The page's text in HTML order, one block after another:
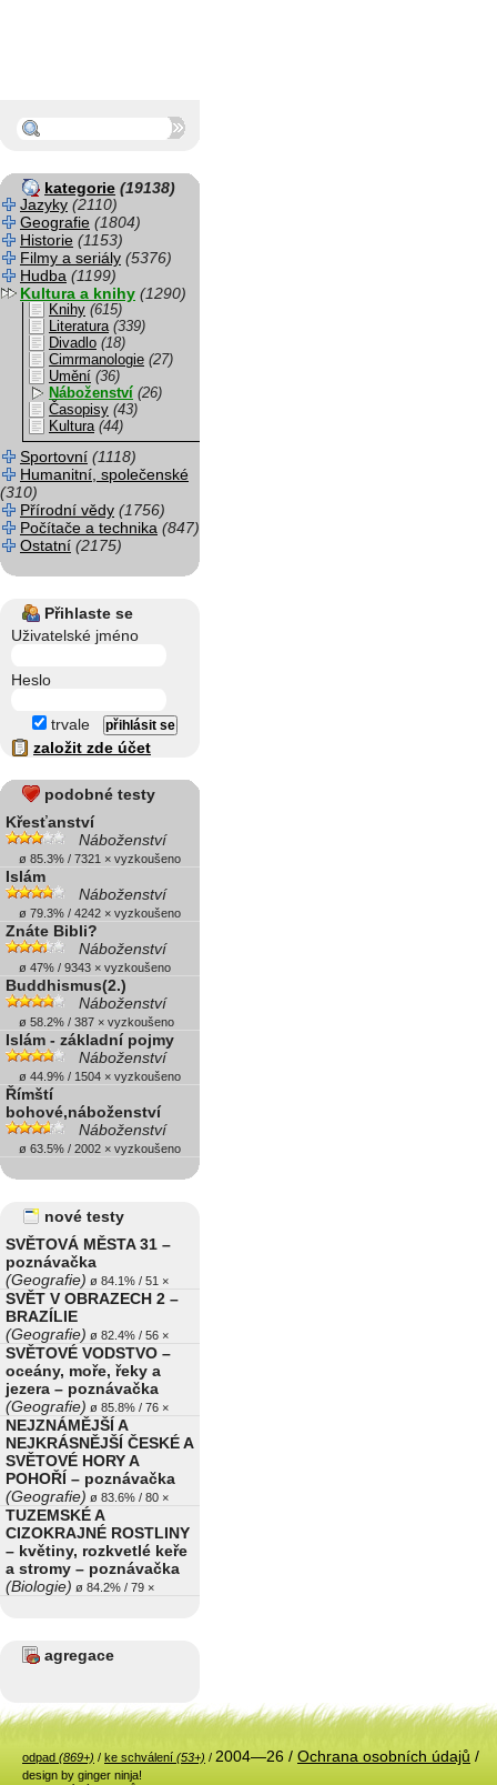
kategorie (19138)
Jazyky (2110)
Geografie (1804)
Historie (1153)
Filmy a seriály (5376)
Hudba (1199)
Kultura a knihy (1290)
Knihy (615)
Literatura (339)
Divadlo (18)
Cimrmanologie (27)
Umění (36)
Náboženství (26)
Časopisy (43)
Kultura (44)
Sportovní (1118)
Humanitní, společenské
(310)
Přírodní vědy (1756)
Počítače a technika (847)
Ostatní (2175)
Přihlaste se
Uživatelské jméno
Heslo
trvale
založit zde účet
podobné testy
Křesťanství
Náboženství
ø 85.3% / 7321 × vyzkoušeno
Islám
Náboženství
ø 79.3% / 4242 × vyzkoušeno
Znáte Bibli?
Náboženství
ø 47% / 9343 × vyzkoušeno
Buddhismus(2.)
Náboženství
ø 58.2% / 387 × vyzkoušeno
Islám - základní pojmy
Náboženství
ø 44.9% / 1504 × vyzkoušeno
Římští
bohové,náboženství
Náboženství
ø 63.5% / 2002 × vyzkoušeno
nové testy
SVĚTOVÁ MĚSTA 31 –
poznávačka
(Geografie) ø 84.1% / 51 ×
SVĚT V OBRAZECH 2 –
BRAZÍLIE
(Geografie) ø 82.4% / 56 ×
SVĚTOVÉ VODSTVO –
oceány, moře, řeky a
jezera – poznávačka
(Geografie) ø 85.8% / 76 ×
NEJZNÁMĚJŠÍ A
NEJKRÁSNĚJŠÍ ČESKÉ A
SVĚTOVÉ HORY A
POHOŘÍ – poznávačka
(Geografie) ø 83.6% / 80 ×
TUZEMSKÉ A
CIZOKRAJNÉ ROSTLINY
– květiny, rozkvetlé keře
a stromy – poznávačka
(Biologie) ø 84.2% / 79 ×
agregace
odpad (869+) / ke schválení (53+) / 2004—26 / Ochrana osobních údajů /
design by ginger ninja!